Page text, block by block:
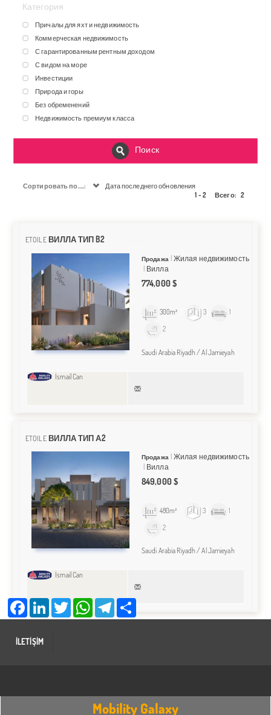
Категория
Причалы для яхт и недвижимость
Коммерческая недвижимость
С гарантированным рентным доходом
С видом на море
Инвестиции
Природа и горы
Без обременений
Недвижимость премиум класса
Поиск
Сортировать по.....:
Дата последнего обновления
1 - 2
Всего: 2
ETOILE ВИЛЛА ТИП B2
Продажа
Жилая недвижимость
Вилла
774,000 $
300m² 3
1
2
Saudi Arabia Riyadh / Al Jamieyah
İsmail Can
ETOILE ВИЛЛА ТИП А2
Продажа
Жилая недвижимость
Вилла
849,000 $
480m² 3
1
2
Saudi Arabia Riyadh / Al Jamieyah
İsmail Can
İLETİŞİM
Facebook LinkedIn Twitter WhatsApp Telegram
Mobility Galaxy